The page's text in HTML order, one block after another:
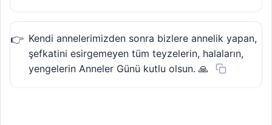
Kendi annelerimizden sonra bizlere annelik yapan,
şefkatini esirgemeyen tüm teyzelerin, halaların,
yengelerin Anneler Günü kutlu olsun. 🙏